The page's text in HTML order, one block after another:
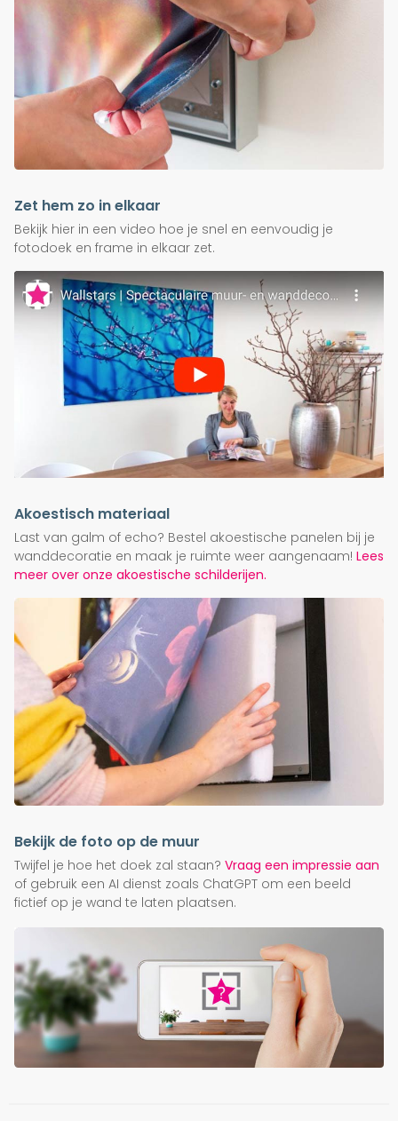
Zet hem zo in elkaar
Bekijk hier in een video hoe je snel en eenvoudig je
fotodoek en frame in elkaar zet.
Akoestisch materiaal
Last van galm of echo? Bestel akoestische panelen bij je
wanddecoratie en maak je ruimte weer aangenaam! Lees
meer over onze akoestische schilderijen.
Bekijk de foto op de muur
Twijfel je hoe het doek zal staan? Vraag een impressie aan
of gebruik een AI dienst zoals ChatGPT om een beeld
fictief op je wand te laten plaatsen.